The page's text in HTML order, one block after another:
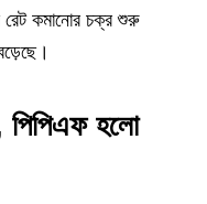
রেট কমানোর চক্র শুরু
পিপিএফ হলো